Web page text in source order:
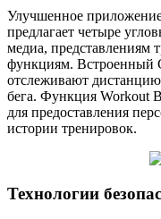
Улучшенное
предлагает четыре
медиа, представлениям
функциям. Встроенный
отслеживают
бега. Функция Workout
для предоставления
истории тренировок.
Технологии